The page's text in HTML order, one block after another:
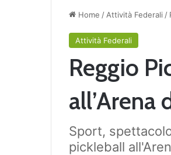
Home / Attività Federali /
Attività Federali
Reggio
all’Arena
Sport,
pickleball